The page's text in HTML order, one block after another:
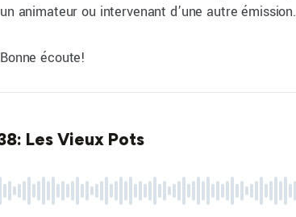
un animateur ou intervenant d’une autre émission.
Bonne écoute!